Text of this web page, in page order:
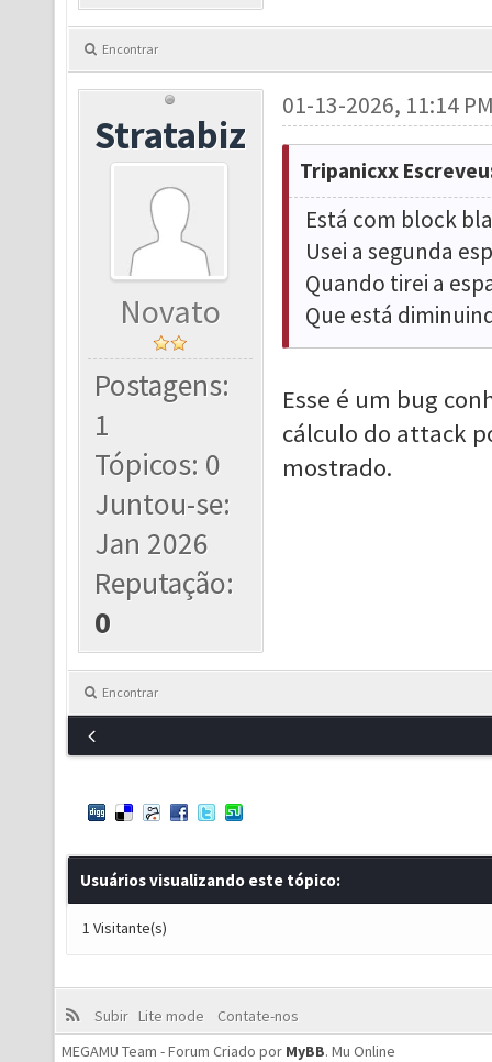
Encontrar
Stratabiz
Novato
Postagens:
1
Tópicos: 0
Juntou-se:
Jan 2026
Reputação:
0
01-13-2026, 11:14
Tripanicxx
Está com block
Usei a segunda
Quando tirei a
Que está
Esse é um bug
cálculo do attack
mostrado.
Encontrar
Usuários visualizando este tópico:
1 Visitante(s)
Subir Lite mode
Contate-nos
MEGAMU Team - Forum Criado por MyBB. Mu Online